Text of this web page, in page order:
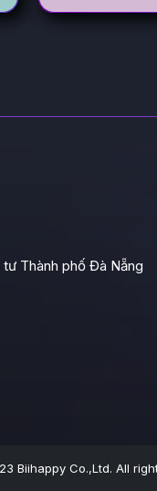
Thành phố Đà Nẵng
Biihappy Co.,Ltd. All